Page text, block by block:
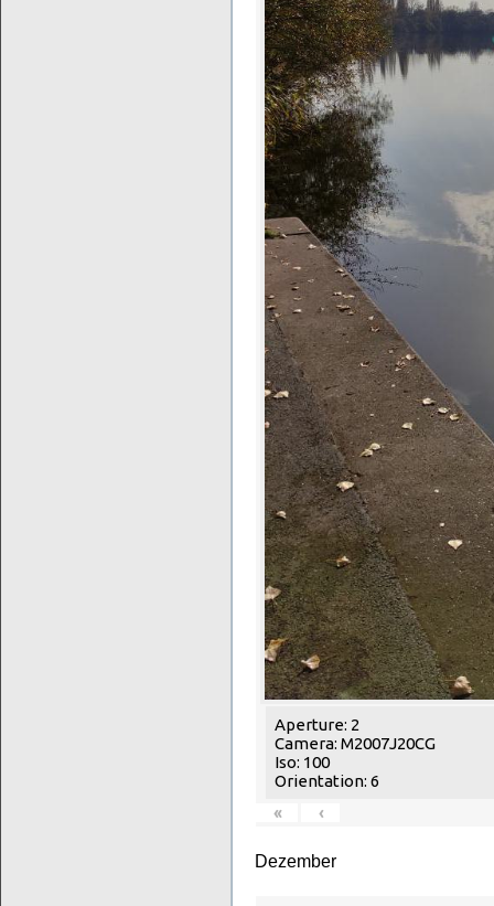
Aperture: 2
Camera: M2007J20CG
Iso: 100
Orientation: 6
«
‹
Dezember